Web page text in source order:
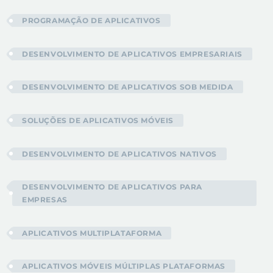
PROGRAMAÇÃO DE APLICATIVOS
DESENVOLVIMENTO DE APLICATIVOS EMPRESARIAIS
DESENVOLVIMENTO DE APLICATIVOS SOB MEDIDA
SOLUÇÕES DE APLICATIVOS MÓVEIS
DESENVOLVIMENTO DE APLICATIVOS NATIVOS
DESENVOLVIMENTO DE APLICATIVOS PARA
EMPRESAS
APLICATIVOS MULTIPLATAFORMA
APLICATIVOS MÓVEIS MÚLTIPLAS PLATAFORMAS